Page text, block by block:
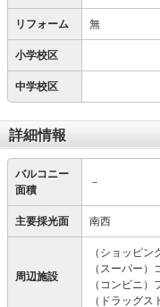
リフォーム 無
小学校区
中学校区
詳細情報
バルコニー
面積
－
主要採光面 南西
周辺施設
（ショッピ
（スーパー
（コンビニ
（ドラッグ